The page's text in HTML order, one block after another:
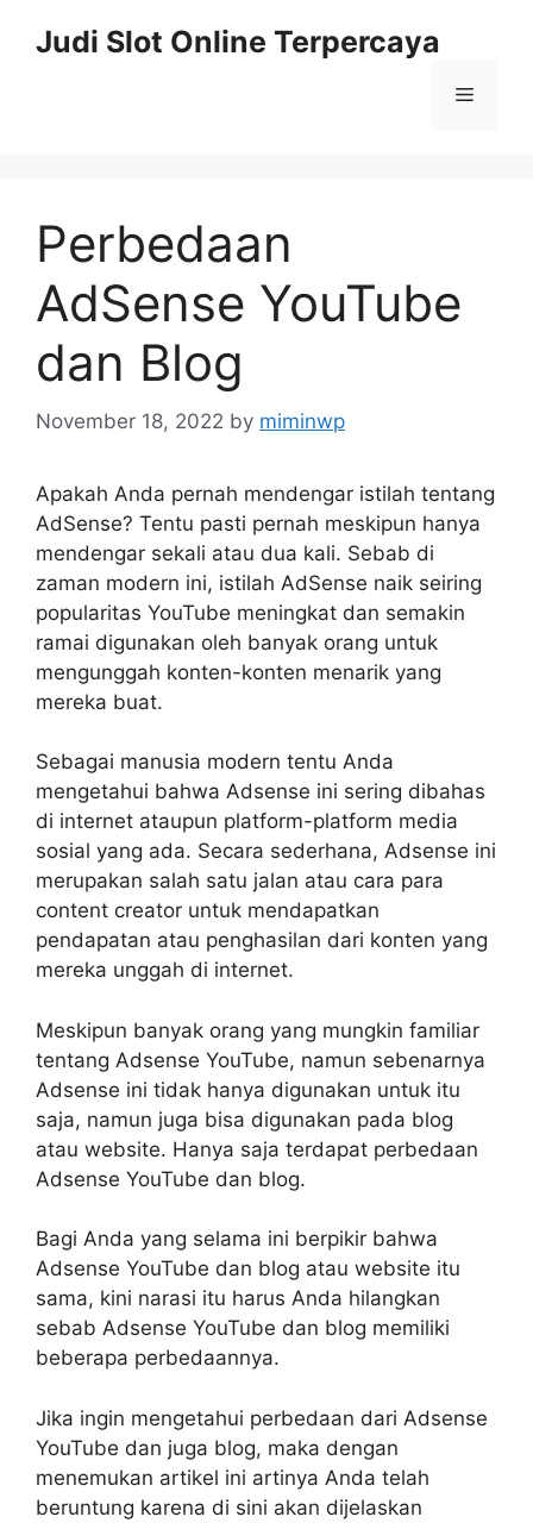
Judi Slot Online Terpercaya
Menu
Perbedaan
AdSense YouTube
dan Blog
November 18, 2022 by miminwp
Apakah Anda pernah mendengar istilah tentang
AdSense? Tentu pasti pernah meskipun hanya
mendengar sekali atau dua kali. Sebab di
zaman modern ini, istilah AdSense naik seiring
popularitas YouTube meningkat dan semakin
ramai digunakan oleh banyak orang untuk
mengunggah konten-konten menarik yang
mereka buat.
Sebagai manusia modern tentu Anda
mengetahui bahwa Adsense ini sering dibahas
di internet ataupun platform-platform media
sosial yang ada. Secara sederhana, Adsense ini
merupakan salah satu jalan atau cara para
content creator untuk mendapatkan
pendapatan atau penghasilan dari konten yang
mereka unggah di internet.
Meskipun banyak orang yang mungkin familiar
tentang Adsense YouTube, namun sebenarnya
Adsense ini tidak hanya digunakan untuk itu
saja, namun juga bisa digunakan pada blog
atau website. Hanya saja terdapat perbedaan
Adsense YouTube dan blog.
Bagi Anda yang selama ini berpikir bahwa
Adsense YouTube dan blog atau website itu
sama, kini narasi itu harus Anda hilangkan
sebab Adsense YouTube dan blog memiliki
beberapa perbedaannya.
Jika ingin mengetahui perbedaan dari Adsense
YouTube dan juga blog, maka dengan
menemukan artikel ini artinya Anda telah
beruntung karena di sini akan dijelaskan